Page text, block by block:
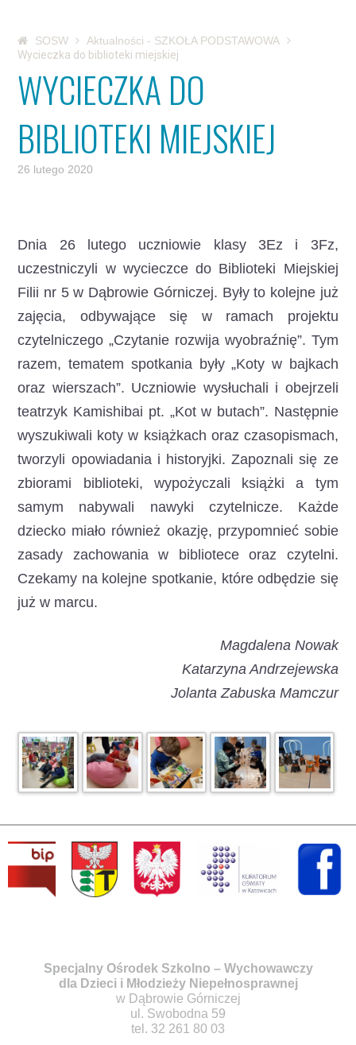
SOSW
Aktualności - SZKOŁA PODSTAWOWA
Wycieczka do biblioteki miejskiej
WYCIECZKA DO
BIBLIOTEKI MIEJSKIEJ
26 lutego 2020
Dnia 26 lutego uczniowie klasy 3Ez i 3Fz,
uczestniczyli w wycieczce do Biblioteki Miejskiej
Filii nr 5 w Dąbrowie Górniczej. Były to kolejne już
zajęcia, odbywające się w ramach projektu
czytelniczego „Czytanie rozwija wyobraźnię”. Tym
razem, tematem spotkania były „Koty w bajkach
oraz wierszach”. Uczniowie wysłuchali i obejrzeli
teatrzyk Kamishibai pt. „Kot w butach”. Następnie
wyszukiwali koty w książkach oraz czasopismach,
tworzyli opowiadania i historyjki. Zapoznali się ze
zbiorami biblioteki, wypożyczali książki a tym
samym nabywali nawyki czytelnicze. Każde
dziecko miało również okazję, przypomnieć sobie
zasady zachowania w bibliotece oraz czytelni.
Czekamy na kolejne spotkanie, które odbędzie się
już w marcu.
Magdalena Nowak
Katarzyna Andrzejewska
Jolanta Zabuska Mamczur
Specjalny Ośrodek Szkolno – Wychowawczy
dla Dzieci i Młodzieży Niepełnosprawnej
w Dąbrowie Górniczej
ul. Swobodna 59
tel. 32 261 80 03